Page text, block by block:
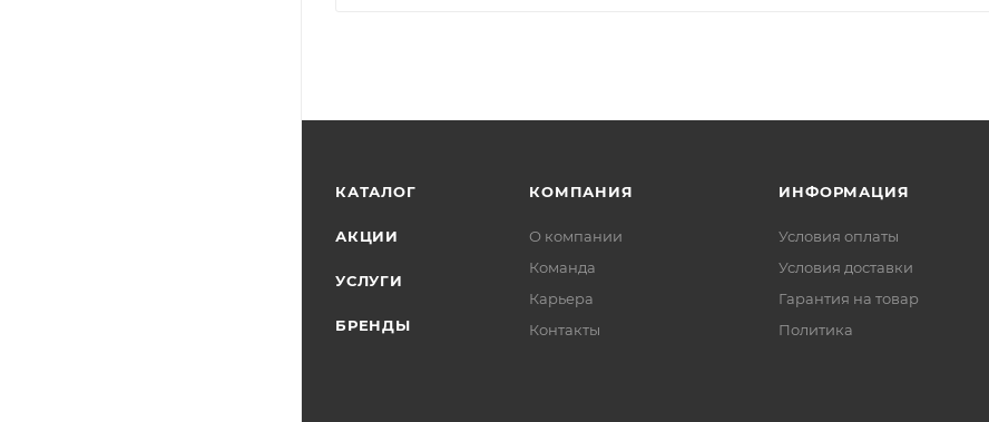
КАТАЛОГ
АКЦИИ
УСЛУГИ
БРЕНДЫ
КОМПАНИЯ
О компании
Команда
Карьера
Контакты
ИНФОРМАЦИЯ
Условия оплаты
Условия доставки
Гарантия на товар
Политика